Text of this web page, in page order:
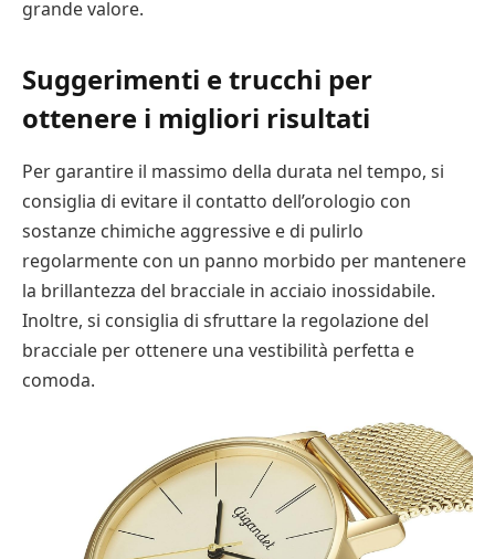
grande valore.
Suggerimenti e trucchi per
ottenere i migliori risultati
Per garantire il massimo della durata nel tempo, si
consiglia di evitare il contatto dell’orologio con
sostanze chimiche aggressive e di pulirlo
regolarmente con un panno morbido per mantenere
la brillantezza del bracciale in acciaio inossidabile.
Inoltre, si consiglia di sfruttare la regolazione del
bracciale per ottenere una vestibilità perfetta e
comoda.